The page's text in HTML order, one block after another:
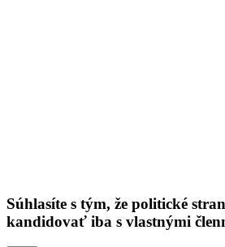
Súhlasíte s tým, že politické
kandidovať iba s vlastnými